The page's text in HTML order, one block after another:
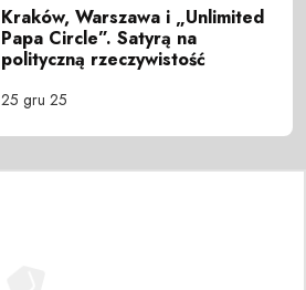
Kraków, Warszawa i „Unlimited
Papa Circle”. Satyrą na
polityczną rzeczywistość
25 gru 25